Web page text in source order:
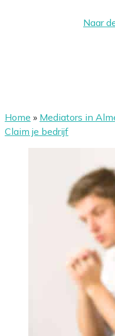
Naar
Home » Mediators in
Claim je bedrijf